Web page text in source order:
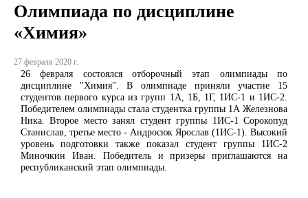
Олимпиада по дисциплине
«Химия»
27 февраля 2020 г.
26 февраля состоялся отборочный этап олимпиады по
дисциплине "Химия". В олимпиаде приняли участие 15
студентов первого курса из групп 1А, 1Б, 1Г, 1ИС-1 и 1ИС-2.
Победителем олимпиады стала студентка группы 1А Железнова
Ника. Второе место занял студент группы 1ИС-1 Сорокопуд
Станислав, третье место - Андросюк Ярослав (1ИС-1). Высокий
уровень подготовки также показал студент группы 1ИС-2
Миночкин Иван. Победитель и призеры приглашаются на
республиканский этап олимпиады.